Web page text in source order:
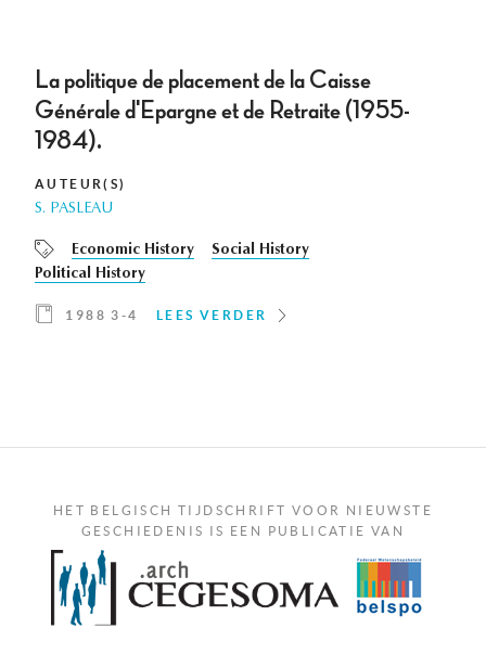
La politique de placement de la Caisse
Générale d'Epargne et de Retraite (1955-
1984).
AUTEUR(S)
S. PASLEAU
Economic History
Social History
Political History
1988 3-4 LEES VERDER
HET BELGISCH TIJDSCHRIFT VOOR NIEUWSTE
GESCHIEDENIS IS EEN PUBLICATIE VAN